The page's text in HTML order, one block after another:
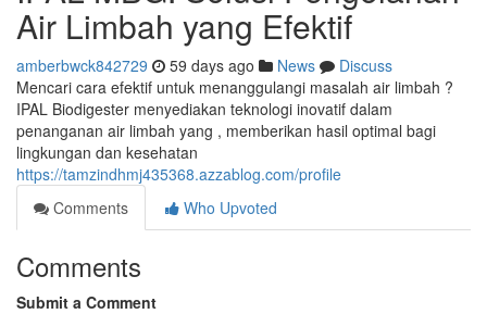
Air Limbah yang Efektif
amberbwck842729 59 days ago News
Discuss
Mencari cara efektif untuk menanggulangi masalah air limbah ?
IPAL Biodigester menyediakan teknologi inovatif dalam
penanganan air limbah yang , memberikan hasil optimal bagi
lingkungan dan kesehatan
https://tamzindhmj435368.azzablog.com/profile
Comments
Who Upvoted
Comments
Submit a Comment